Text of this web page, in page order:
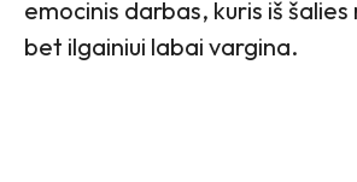
emocinis darbas, kuris iš
bet ilgainiui labai vargina.